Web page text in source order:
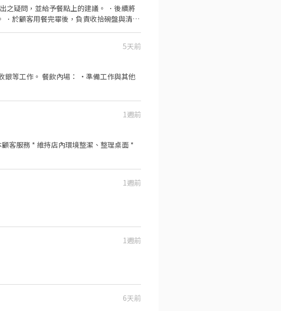
之疑問，並給予餐點上的建議。 ．後續將
．於顧客用餐完畢後，負責收拾碗盤與清理
5天前
飲內場： ·準備工作與其他
1週前
客服務 * 維持店內環境整潔、整理桌面 *
1週前
1週前
6天前